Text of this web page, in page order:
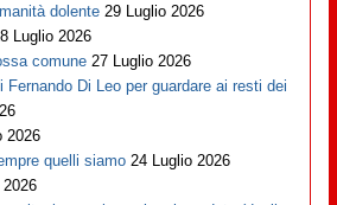
dolente 29 Luglio 2026
Luglio 2026
comune 27 Luglio 2026
Fernando Di Leo per guardare ai resti dei
2026
quelli siamo 24 Luglio 2026
2026